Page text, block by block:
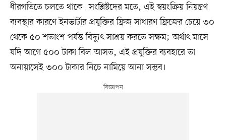
ধীরগতিতে চলতে থাকে। সংশ্লিষ্টদের মতে, এই স্বয়ংক্রিয় নিয়ন্ত্রণ
ব্যবস্থার কারণে ইনভার্টার প্রযুক্তির ফ্রিজ সাধারণ ফ্রিজের চেয়ে ৩০
থেকে ৫০ শতাংশ পর্যন্ত বিদ্যুৎ সাশ্রয় করতে সক্ষম; অর্থাৎ মাসে
যদি আগে ৫০০ টাকা বিল আসত, এই প্রযুক্তির ব্যবহারে তা
অনায়াসেই ৩০০ টাকার নিচে নামিয়ে আনা সম্ভব।